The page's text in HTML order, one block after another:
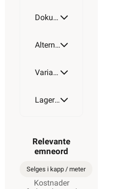
Dokumentasjon
Alternative artikler
Varianter av artikkel
Lagerstatus
Relevante
emneord
Selges i kapp / meter
Kostnader